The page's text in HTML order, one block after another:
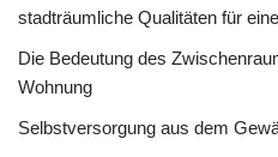
stadträumliche Qualitäten für
Die Bedeutung des
Wohnung
Selbstversorgung aus dem